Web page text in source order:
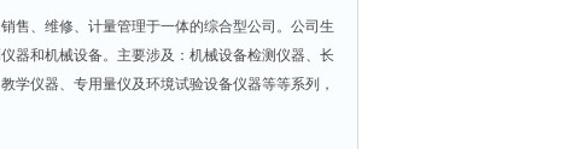
售、维修、计量管理于一体的综合型公司。公司生
器和机械设备。主要涉及：机械设备检测仪器、长
学仪器、专用量仪及环境试验设备仪器等等系列，